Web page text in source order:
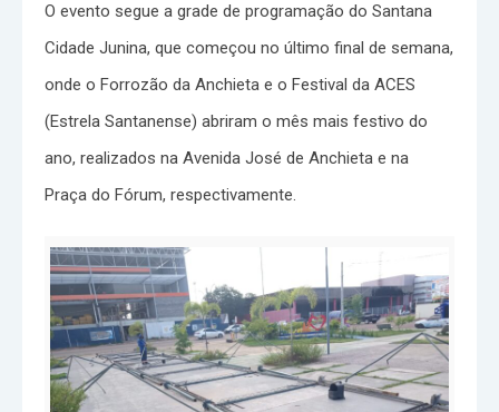
O evento segue a grade de programação do Santana
Cidade Junina, que começou no último final de semana,
onde o Forrozão da Anchieta e o Festival da ACES
(Estrela Santanense) abriram o mês mais festivo do
ano, realizados na Avenida José de Anchieta e na
Praça do Fórum, respectivamente.